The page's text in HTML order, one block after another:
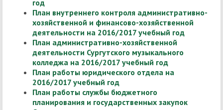
год
План внутреннего контроля административно-
хозяйственной и финансово-хозяйственной
деятельности на 2016/2017 учебный год
План административно-хозяйственной
деятельности Сургутского музыкального
колледжа на 2016/2017 учебный год
План работы юридического отдела на
2016/2017 учебный год
План работы службы бюджетного
планирования и государственных закупок